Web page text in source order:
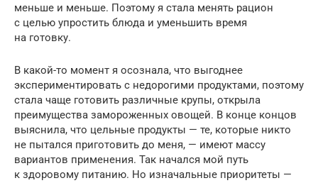
меньше и меньше. Поэтому я стала менять рацион
с целью упростить блюда и уменьшить время
на готовку.
В какой-то момент я осознала, что выгоднее
экспериментировать с недорогими продуктами, поэтому
стала чаще готовить различные крупы, открыла
преимущества замороженных овощей. В конце концов
выяснила, что цельные продукты — те, которые никто
не пытался приготовить до меня, — имеют массу
вариантов применения. Так начался мой путь
к здоровому питанию. Но изначальные приоритеты —